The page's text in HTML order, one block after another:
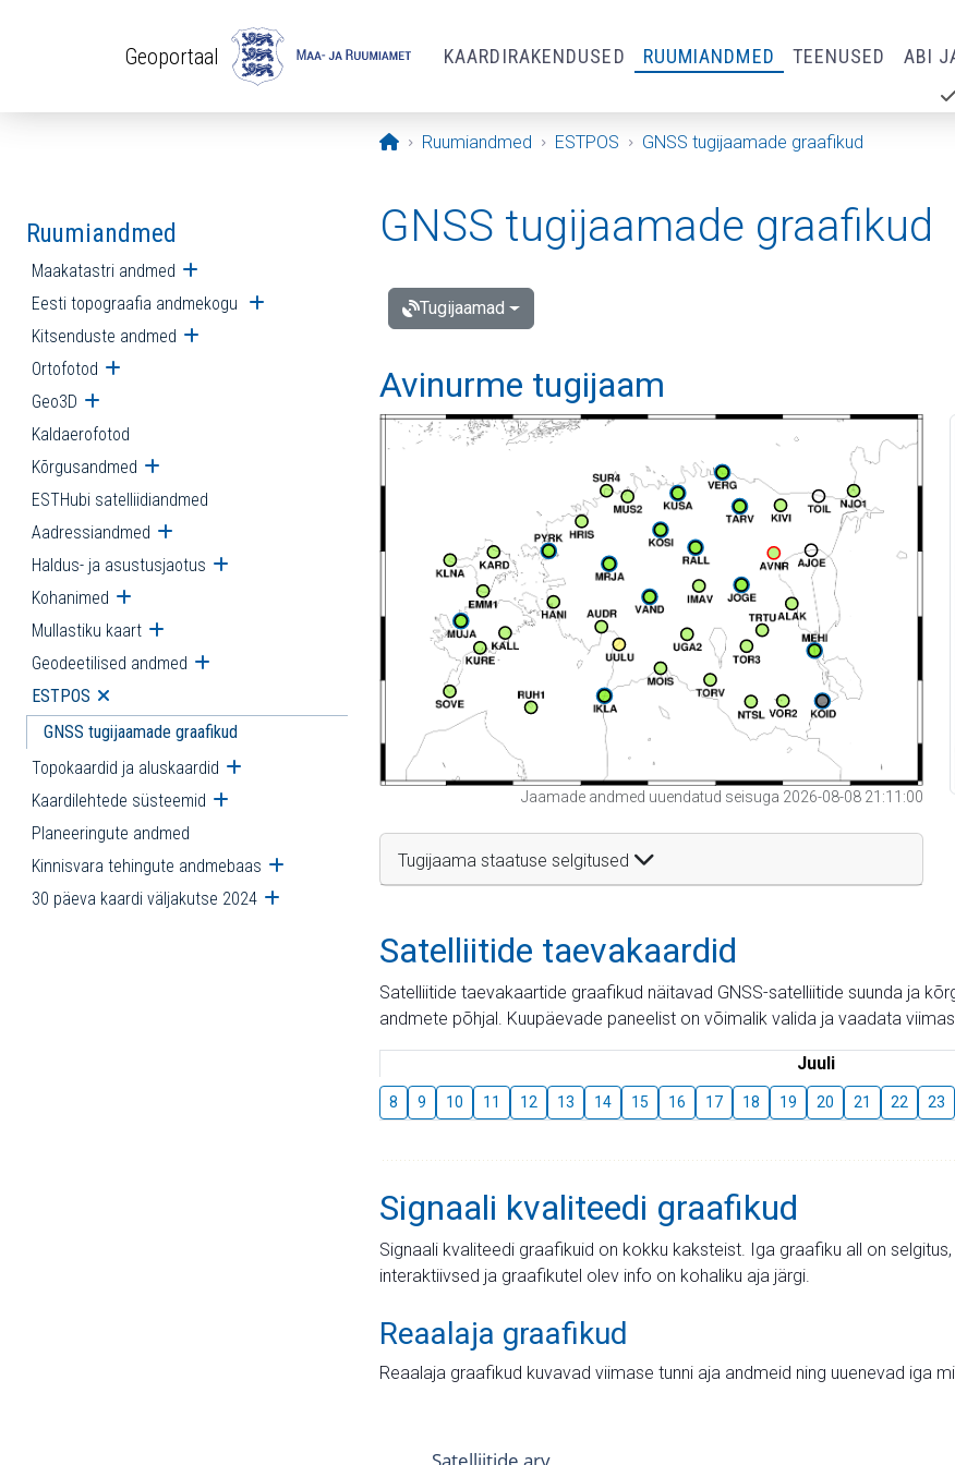
Geoportaal KAARDIRAKENDUSED RUUMIANDMED TEENUSED ABI
Avaleht
Ruumiandmed ESTPOS GNSS tugijaamade graafikud
Ruumiandmed
Maakatastri andmed Ava alammenüü
Eesti topograafia andmekogu Ava alammenüü
Kitsenduste andmed Ava alammenüü
Ortofotod Ava alammenüü
Geo3D Ava alammenüü
Kaldaerofotod
Kõrgusandmed Ava alammenüü
ESTHubi satelliidiandmed
Aadressiandmed Ava alammenüü
Haldus- ja asustusjaotus Ava alammenüü
Kohanimed Ava alammenüü
Mullastiku kaart Ava alammenüü
Geodeetilised andmed Ava alammenüü
ESTPOS Ava alammenüü
GNSS tugijaamade graafikud
Topokaardid ja aluskaardid Ava alammenüü
Kaardilehtede süsteemid Ava alammenüü
Planeeringute andmed
Kinnisvara tehingute andmebaas Ava alammenüü
30 päeva kaardi väljakutse 2024 Ava alammenüü
GNSS tugijaamade graafikud
Tugijaamad
Avinurme tugijaam
Jaamade andmed uuendatud seisuga 2026-08-08 21:11:00
Tugijaama staatuse selgitused
Satelliitide taevakaardid
Satelliitide taevakaartide graafikud näitavad GNSS-satelliitide suunda ja
andmete põhjal. Kuupäevade paneelist on võimalik valida ja vaadata
Juuli
8 9 10 11 12 13 14 15 16 17 18 19 20 21 22 23
Signaali kvaliteedi graafikud
Signaali kvaliteedi graafikuid on kokku kaksteist. Iga graafiku all on
interaktiivsed ja graafikutel olev info on kohaliku aja järgi.
Reaalaja graafikud
Reaalaja graafikud kuvavad viimase tunni aja andmeid ning uuenevad iga